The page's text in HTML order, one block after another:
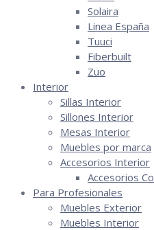
Solaira
Linea España
Tuuci
Fiberbuilt
Zuo
Interior
Sillas Interior
Sillones Interior
Mesas Interior
Muebles por marca
Accesorios Interior
Accesorios
Para Profesionales
Muebles Exterior
Muebles Interior